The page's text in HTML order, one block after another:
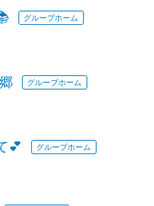
グループホーム
グループホーム
💕 グループホーム